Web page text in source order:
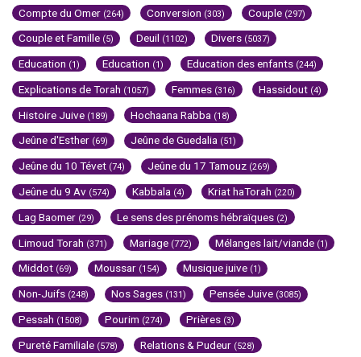
Compte du Omer (264) Conversion (303) Couple (297)
Couple et Famille (5) Deuil (1102) Divers (5037)
Education (1) Education (1) Education des enfants (244)
Explications de Torah (1057) Femmes (316) Hassidout (4)
Histoire Juive (189) Hochaana Rabba (18)
Jeûne d'Esther (69) Jeûne de Guedalia (51)
Jeûne du 10 Tévet (74) Jeûne du 17 Tamouz (269)
Jeûne du 9 Av (574) Kabbala (4) Kriat haTorah (220)
Lag Baomer (29) Le sens des prénoms hébraïques (2)
Limoud Torah (371) Mariage (772) Mélanges lait/viande (1)
Middot (69) Moussar (154) Musique juive (1)
Non-Juifs (248) Nos Sages (131) Pensée Juive (3085)
Pessah (1508) Pourim (274) Prières (3)
Pureté Familiale (578) Relations & Pudeur (528)